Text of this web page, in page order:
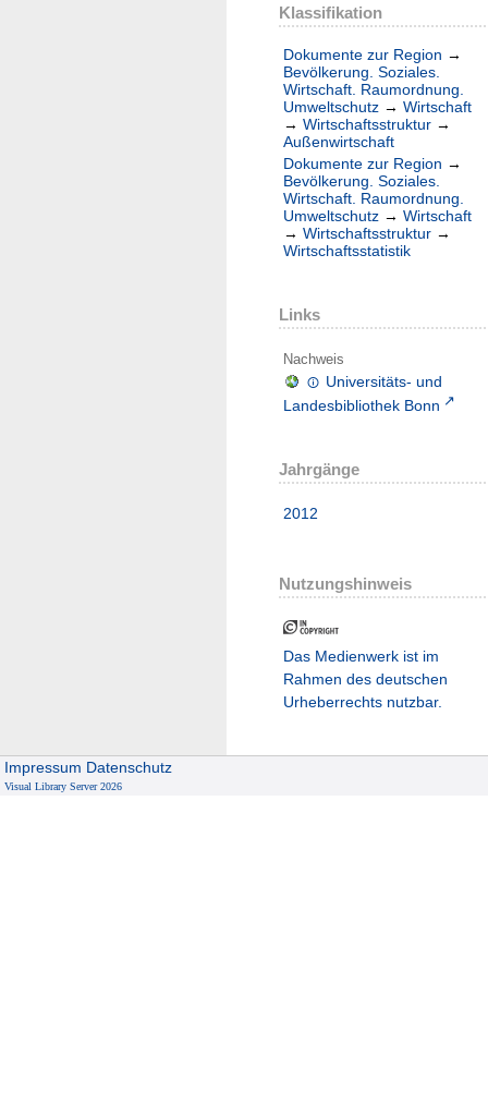
Klassifikation
Dokumente zur Region →
Bevölkerung. Soziales.
Wirtschaft. Raumordnung.
Umweltschutz → Wirtschaft
→ Wirtschaftsstruktur →
Außenwirtschaft
Dokumente zur Region →
Bevölkerung. Soziales.
Wirtschaft. Raumordnung.
Umweltschutz → Wirtschaft
→ Wirtschaftsstruktur →
Wirtschaftsstatistik
Links
Nachweis
Universitäts- und
Landesbibliothek Bonn
Jahrgänge
2012
Nutzungshinweis
Das Medienwerk ist im
Rahmen des deutschen
Urheberrechts nutzbar.
Impressum Datenschutz
Visual Library Server 2026